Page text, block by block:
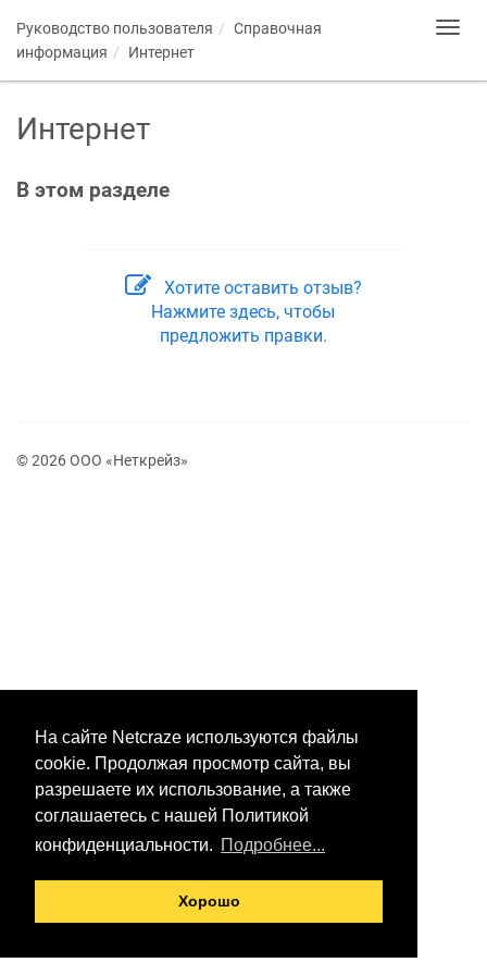
На сайте Netcraze используются файлы
cookie. Продолжая просмотр сайта, вы
разрешаете их использование, а также
соглашаетесь с нашей Политикой
конфиденциальности. Подробнее...
Хорошо
Руководство пользователя
Справочная
информация
Интернет
Интернет
В этом разделе
Хотите оставить отзыв?
Нажмите здесь, чтобы
предложить правки.
© 2026 ООО «Неткрейз»